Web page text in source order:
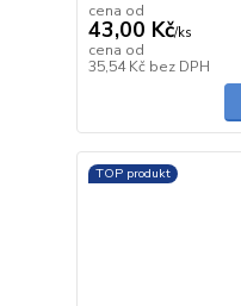
cena od
43,00 Kč/ks
cena od
35,54 Kč bez DPH
TOP produkt